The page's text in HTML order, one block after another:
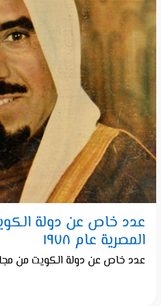
عدد خاص عن دولة
المصرية عام ١٩٧٨
عدد خاص عن دولة الكويت من مجلة